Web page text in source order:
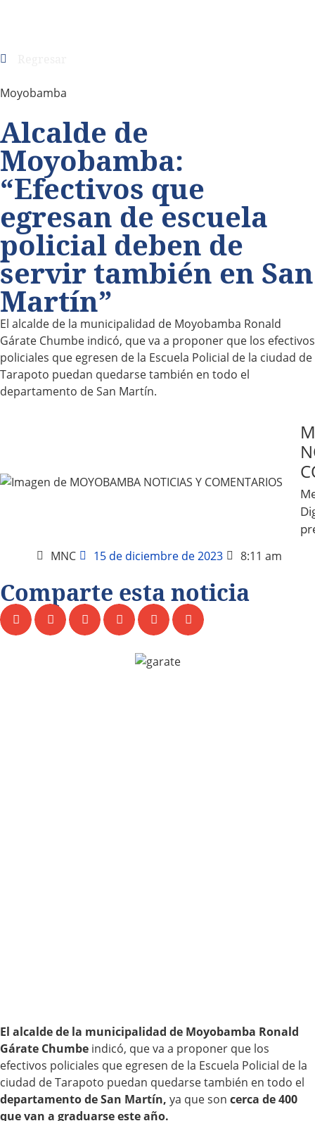
Moyobamba
Alcalde de
Moyobamba:
“Efectivos que
egresan de escuela
policial deben de
servir también en San
Martín”
El alcalde de la municipalidad de Moyobamba Ronald
Gárate Chumbe indicó, que va a proponer que los efectivos
policiales que egresen de la Escuela Policial de la ciudad de
Tarapoto puedan quedarse también en todo el
departamento de San Martín.
MNC 15 de diciembre de 2023 8:11 am
Comparte esta noticia
El alcalde de la municipalidad de Moyobamba Ronald
Gárate Chumbe indicó, que va a proponer que los
efectivos policiales que egresen de la Escuela Policial de la
ciudad de Tarapoto puedan quedarse también en todo el
departamento de San Martín, ya que son cerca de 400
que van a graduarse este año.